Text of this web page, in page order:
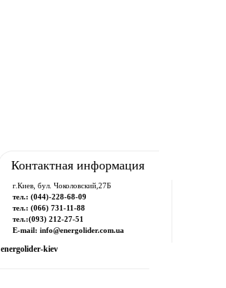
Контактная информация
г.Киев, бул. Чоколовский,27Б
тел.: (044)-228-68-09
тел.: (066) 731-11-88
тел.:(093) 212-27-51
E-mail: info@energolider.com.ua
energolider-kiev